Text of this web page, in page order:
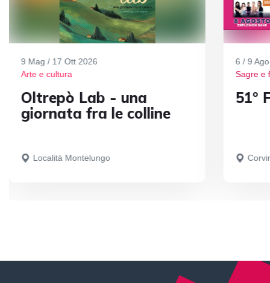
9 Mag / 17 Ott 2026
Arte e cultura
Oltrepò Lab - una
giornata fra le colline
Località Montelungo
6 / 9
Sagre e
51°